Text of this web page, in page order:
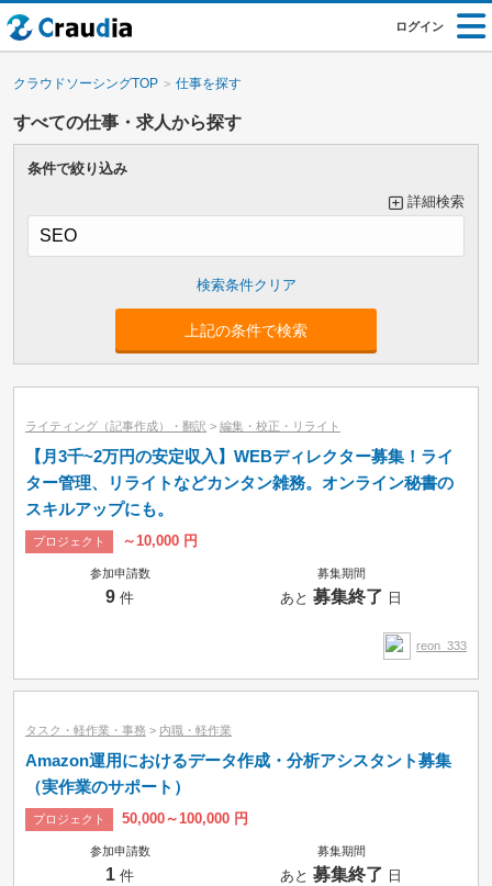
ログイン
クラウドソーシングTOP 仕事を探す
すべての仕事・求人から探す
条件で絞り込み
詳細検索
募集中のみ 即納品可
タスク
プロジェクト
上記の条件で検索
ライティング（記事作成）・翻訳 > 編集・校正・リライト
【月3千~2万円の安定収入】WEBディレクター募集！ライ
ター管理、リライトなどカンタン雑務。オンライン秘書の
スキルアップにも。
プロジェクト ～10,000 円
参加申請数
9 件
募集期間
あと募集終了 日
reon_333
タスク・軽作業・事務 > 内職・軽作業
Amazon運用におけるデータ作成・分析アシスタント募集
（実作業のサポート）
プロジェクト 50,000～100,000 円
参加申請数
1 件
募集期間
あと募集終了 日